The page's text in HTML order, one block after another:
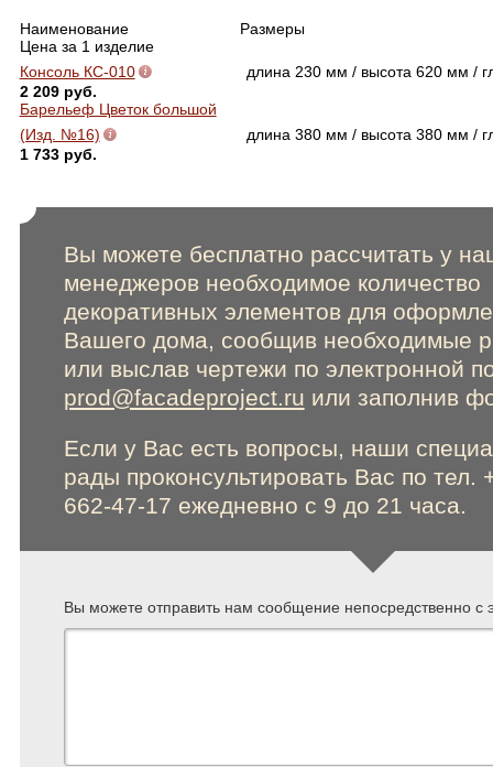
Наименование
Размеры
Цена за 1 изделие
Консоль КС-010
длина 230 мм / высота 620 мм /
2 209 руб.
Барельеф Цветок большой
(Изд. №16)
длина 380 мм / высота 380 мм /
1 733 руб.
Вы можете бесплатно рассчитать у
менеджеров необходимое количество
декоративных элементов для
Вашего дома, сообщив необходимые
или выслав чертежи по электронной
prod@facadeproject.ru или заполнив
Если у Вас есть вопросы, наши
рады проконсультировать Вас по тел.
662-47-17 ежедневно с 9 до 21 часа.
Вы можете отправить нам сообщение непосредственно с